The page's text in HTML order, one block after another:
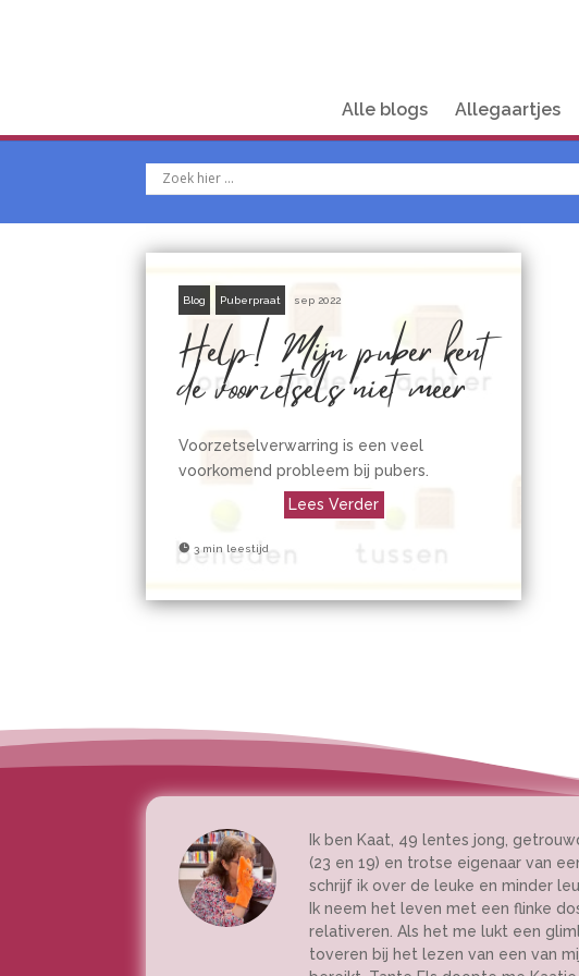
Alle blogs Allegaartjes
Blog Puberpraat sep 2022
Help! Mijn puber kent
de voorzetsels niet meer
Voorzetselverwarring is een veel
voorkomend probleem bij pubers.
Lees Verder
 3 min leestijd
Ik ben Kaat, 49 lentes jong,
(23 en 19) en trotse eigenaar van
schrijf ik over de leuke en minder
Ik neem het leven met een flinke
relativeren. Als het me lukt een
toveren bij het lezen van een van